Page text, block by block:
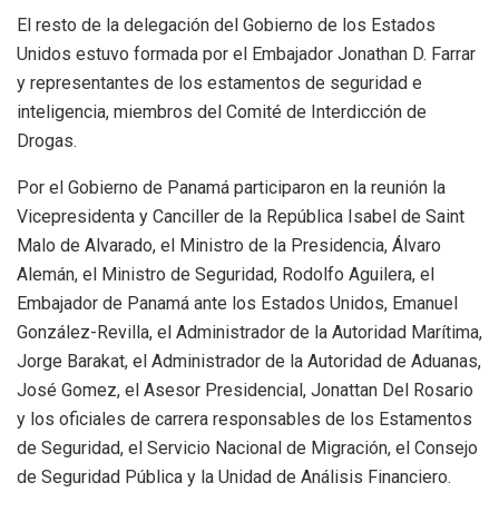
El resto de la delegación del Gobierno de los Estados
Unidos estuvo formada por el Embajador Jonathan D. Farrar
y representantes de los estamentos de seguridad e
inteligencia, miembros del Comité de Interdicción de
Drogas.
Por el Gobierno de Panamá participaron en la reunión la
Vicepresidenta y Canciller de la República Isabel de Saint
Malo de Alvarado, el Ministro de la Presidencia, Álvaro
Alemán, el Ministro de Seguridad, Rodolfo Aguilera, el
Embajador de Panamá ante los Estados Unidos, Emanuel
González-Revilla, el Administrador de la Autoridad Marítima,
Jorge Barakat, el Administrador de la Autoridad de Aduanas,
José Gomez, el Asesor Presidencial, Jonattan Del Rosario
y los oficiales de carrera responsables de los Estamentos
de Seguridad, el Servicio Nacional de Migración, el Consejo
de Seguridad Pública y la Unidad de Análisis Financiero.